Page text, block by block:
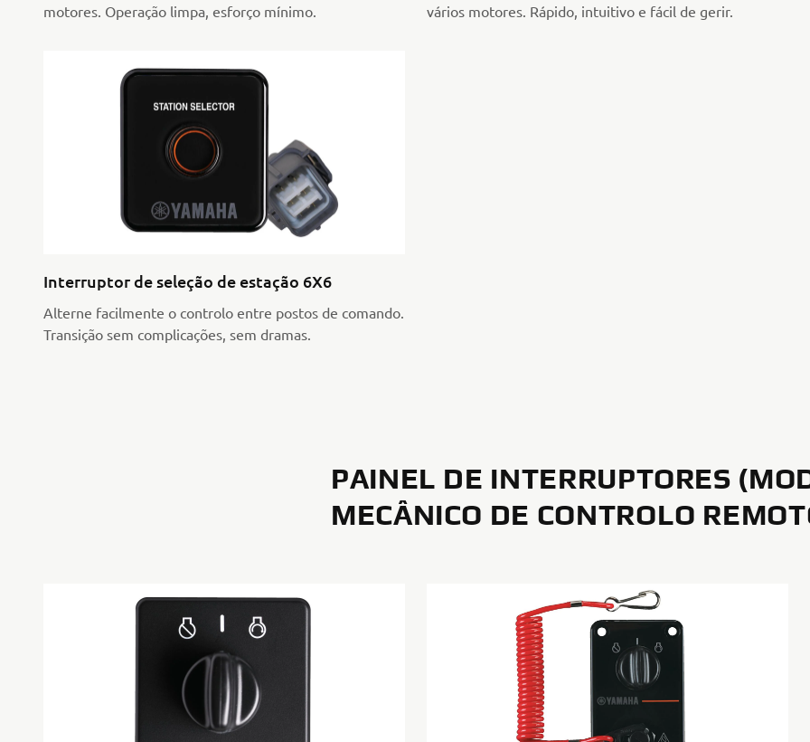
motores. Operação limpa, esforço mínimo.
vários motores. Rápido, intuitivo e fácil de gerir.
Interruptor de seleção de estação 6X6
Alterne facilmente o controlo entre postos de comando.
Transição sem complicações, sem dramas.
PAINEL DE INTERRUPTORES
MECÂNICO DE CONTROLO